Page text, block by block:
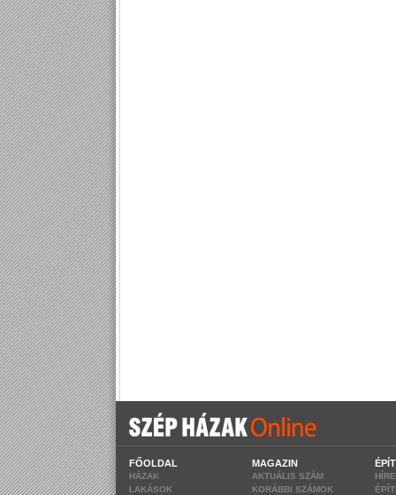
FŐOLDAL
HÁZAK
LAKÁSOK
MAGAZIN
AKTUÁLIS SZÁM
KORÁBBI SZÁMOK